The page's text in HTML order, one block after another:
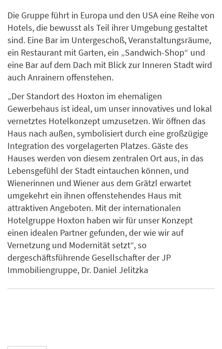
Die Gruppe führt in Europa und den USA eine Reihe von
Hotels, die bewusst als Teil ihrer Umgebung gestaltet
sind. Eine Bar im Untergeschoß, Veranstaltungsräume,
ein Restaurant mit Garten, ein „Sandwich-Shop“ und
eine Bar auf dem Dach mit Blick zur Inneren Stadt wird
auch Anrainern offenstehen.
„Der Standort des Hoxton im ehemaligen
Gewerbehaus ist ideal, um unser innovatives und lokal
vernetztes Hotelkonzept umzusetzen. Wir öffnen das
Haus nach außen, symbolisiert durch eine großzügige
Integration des vorgelagerten Platzes. Gäste des
Hauses werden von diesem zentralen Ort aus, in das
Lebensgefühl der Stadt eintauchen können, und
Wienerinnen und Wiener aus dem Grätzl erwartet
umgekehrt ein ihnen offenstehendes Haus mit
attraktiven Angeboten. Mit der internationalen
Hotelgruppe Hoxton haben wir für unser Konzept
einen idealen Partner gefunden, der wie wir auf
Vernetzung und Modernität setzt“, so
dergeschäftsführende Gesellschafter der JP
Immobiliengruppe, Dr. Daniel Jelitzka